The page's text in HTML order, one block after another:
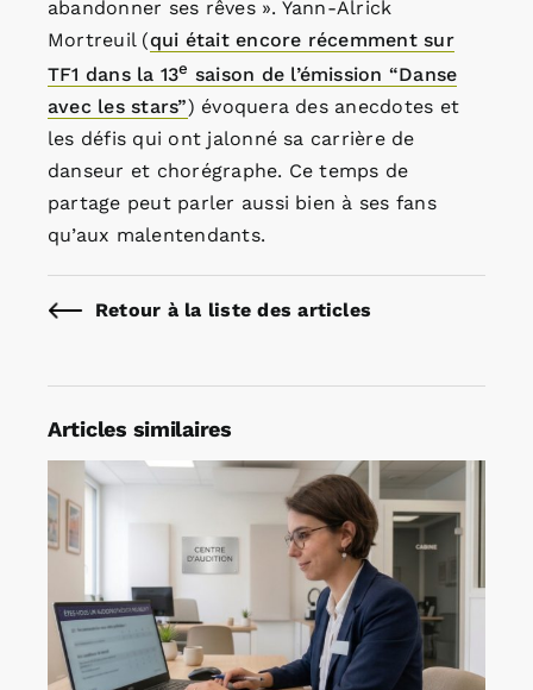
abandonner ses rêves ». Yann-Alrick
Mortreuil (qui était encore récemment sur
TF1 dans la 13e saison de l’émission “Danse
avec les stars”) évoquera des anecdotes et
les défis qui ont jalonné sa carrière de
danseur et chorégraphe. Ce temps de
partage peut parler aussi bien à ses fans
qu’aux malentendants.
Retour à la liste des articles
Articles similaires